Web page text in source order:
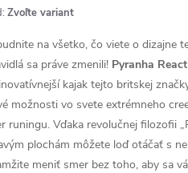
Zvoľte variant
na všetko, čo viete o dizajne
sa práve zmenili! Pyranha
kajak tejto britskej
možnosti vo svete extrémneho
runingu. Vďaka revolučnej filozofii
plochám môžete loď otáčať s
meniť smer bez toho, aby sa